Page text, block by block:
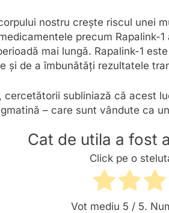
nostru crește riscul unei
precum Rapalink-
mai lungă. Rapalink-1
și de a îmbunătăți rezultatele
cercetătorii subliniază că acest
– care sunt vândute ca
Cat de utila a fost
Click pe o
Vot mediu 5 / 5.